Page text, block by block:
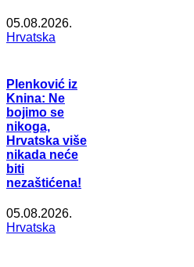
05.08.2026.
Hrvatska
Plenković iz
Knina: Ne
bojimo se
nikoga,
Hrvatska više
nikada neće
biti
nezaštićena!
05.08.2026.
Hrvatska